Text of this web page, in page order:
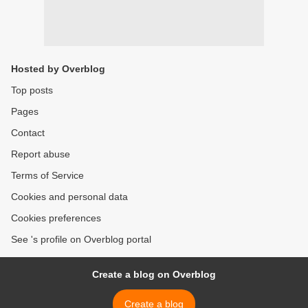
Hosted by Overblog
Top posts
Pages
Contact
Report abuse
Terms of Service
Cookies and personal data
Cookies preferences
See 's profile on Overblog portal
Create a blog on Overblog
Create a blog